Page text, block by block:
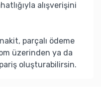
alışverişini
parçalı ödeme
üzerinden ya da
oluşturabilirsin.